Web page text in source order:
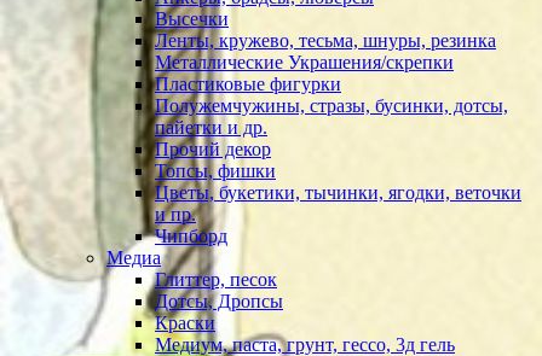
Высечки
Ленты, кружево, тесьма, шнуры, резинка
Металлические Украшения/скрепки
Пластиковые фигурки
Полужемчужины, стразы, бусинки, дотсы,
пайетки и др.
Прочий декор
Топсы, фишки
Цветы, букетики, тычинки, ягодки, веточки
и пр.
Чипборд
Медиа
Глиттер, песок
Дотсы, Дропсы
Краски
Медиум, паста, грунт, гессо, 3д гель